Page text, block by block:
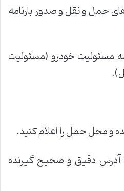
حمل و نقل و صدور بارنامه
مسئولیت خودرو (مسئولیت
محل حمل را اعلام کنید.
آدرس دقیق و صحیح گیرنده